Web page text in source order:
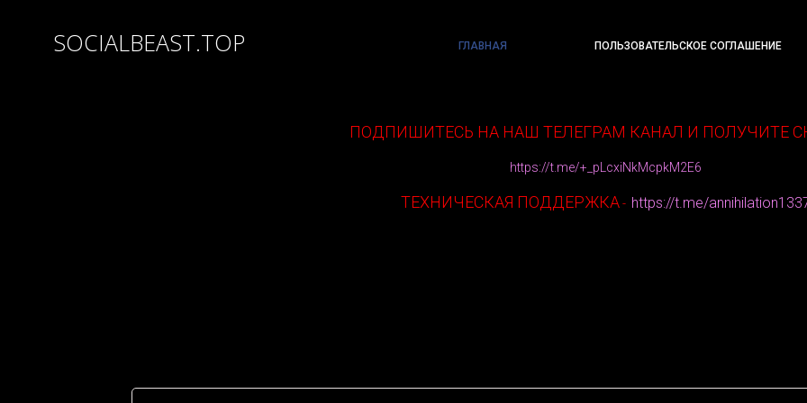
ПОДПИШИТЕСЬ НА НАШ ТЕЛЕГРАМ КАНАЛ И ПОЛУЧИТЕ
https://t.me/+_pLcxiNkMcpkM2E6
ТЕХНИЧЕСКАЯ ПОДДЕРЖКА- https://t.me/
SOCIALBEAST.TOP ГЛАВНАЯ ПОЛЬЗОВАТЕЛЬСКОЕ СОГЛАШЕНИЕ